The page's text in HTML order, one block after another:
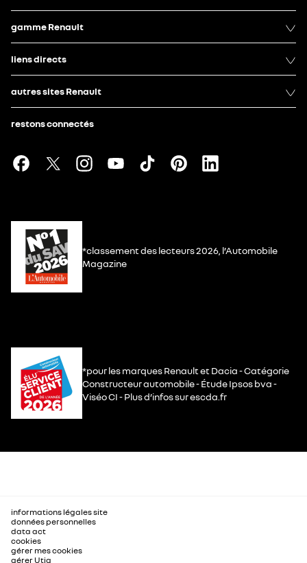
gamme Renault
liens directs
autres sites Renault
restons connectés
*classement des lecteurs 2026, l’Automobile
Magazine
*pour les marques Renault et Dacia - Catégorie
Constructeur automobile - Étude Ipsos bva -
Viséo CI - Plus d’infos sur escda.fr
informations légales site
données personnelles
data act
cookies
gérer mes cookies
gérer Utiq